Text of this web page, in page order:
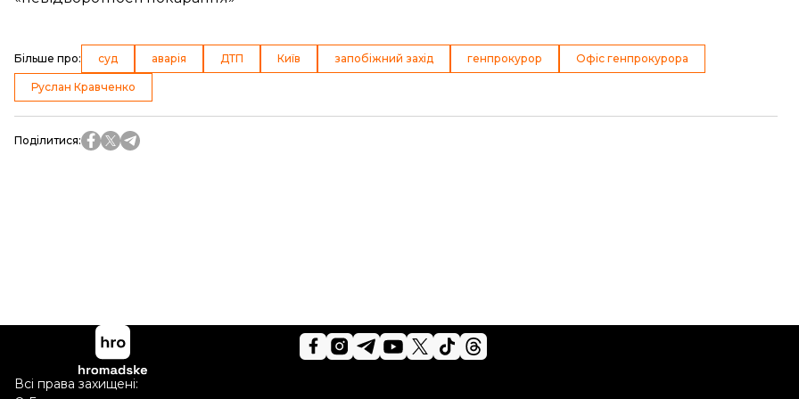
Більше про: суд аварія ДТП Київ запобіжний захід генпрокурор Офіс генпрокурора
Руслан Кравченко
Поділитися:
Всі права захищені: